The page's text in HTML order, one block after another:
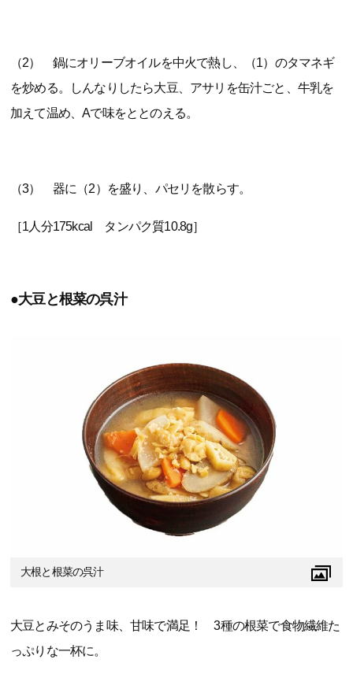
（2） 鍋にオリーブオイルを中火で熱し、（1）のタマネギ
を炒める。しんなりしたら大豆、アサリを缶汁ごと、牛乳を
加えて温め、Aで味をととのえる。
（3） 器に（2）を盛り、パセリを散らす。
［1人分175kcal タンパク質10.8g］
●大豆と根菜の呉汁
大根と根菜の呉汁
大豆とみそのうま味、甘味で満足！ 3種の根菜で食物繊維た
っぷりな一杯に。